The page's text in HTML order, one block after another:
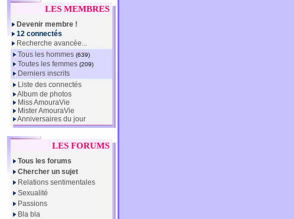
LES MEMBRES
Devenir membre !
12 connectés
Recherche avancée...
Tous les hommes (639)
Toutes les femmes (209)
Derniers inscrits
Liste des connectés
Album de photos
Miss AmouraVie
Mister AmouraVie
Anniversaires du jour
LES FORUMS
Tous les forums
Chercher un sujet
Relations sentimentales
Sexualité
Passions
Bla bla